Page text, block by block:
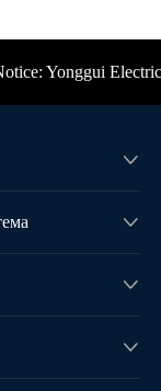
Yonggui



